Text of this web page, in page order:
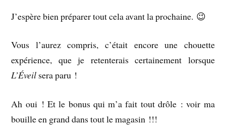
J’espère bien préparer tout cela avant la prochaine. 😉
Vous l’aurez compris, c’était encore une chouette
expérience, que je retenterais certainement lorsque
L’Éveil sera paru !
Ah oui ! Et le bonus qui m’a fait tout drôle : voir ma
bouille en grand dans tout le magasin !!!